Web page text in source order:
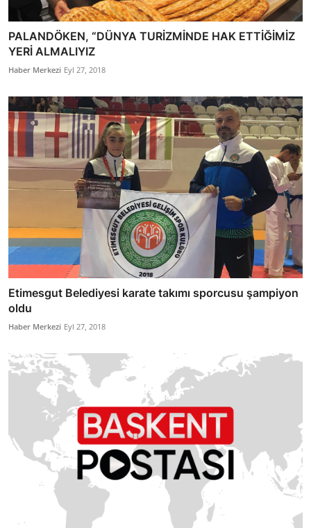
PALANDÖKEN, “DÜNYA TURİZMİNDE HAK ETTİĞİMİZ
YERİ ALMALIYIZ
Haber Merkezi Eyl 27, 2018
Etimesgut Belediyesi karate takımı sporcusu şampiyon
oldu
Haber Merkezi Eyl 27, 2018